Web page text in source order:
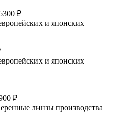
₽
и японских
и японских
₽
линзы производства